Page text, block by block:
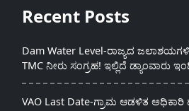
Recent Posts
Dam Water Level-ರಾಜ್ಯದ
TMC ನೀರು ಸಂಗ್ರಹ! ಇಲ್ಲಿದೆ ಡ್ಯಾಂವಾರು
VAO Last Date-ಗ್ರಾಮ ಆಡಳಿತ ಅಧಿಕಾರಿ